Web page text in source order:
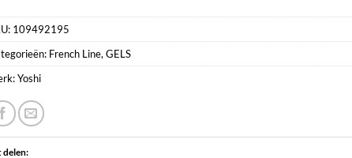
109492195
French Line, GELS
Yoshi
delen: